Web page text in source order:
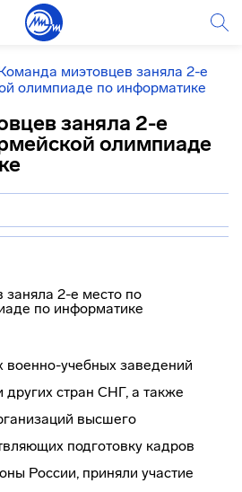
миэтовцев заняла 2-е
олимпиаде по информатике
заняла 2-е
олимпиаде
военно-учебных заведений
стран СНГ, а также
высшего
подготовку кадров
России, приняли участие